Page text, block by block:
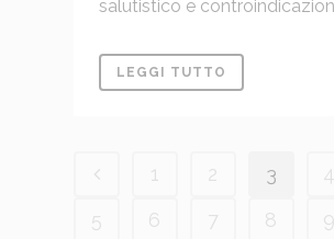
salutistico e
LEGGI TUTTO
1 2 3
4
5
6 7 8
9